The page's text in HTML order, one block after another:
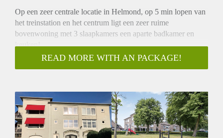
Op een zeer centrale locatie in Helmond, op 5 min lopen van
het treinstation en het centrum ligt een zeer ruime
bovenwoning met 3 slaapkamers een aparte badkamer en
keuken!
Hal op de begane grond.
Aparte open keuken voorzien van koelkast, vriezer,
vaatwasmachine, magnetron en kastruimte, toegang naar
zonnig balkon.
Zonnige woonkamer met deur naar balkon.
READ MORE WITH AN PACKAGE!